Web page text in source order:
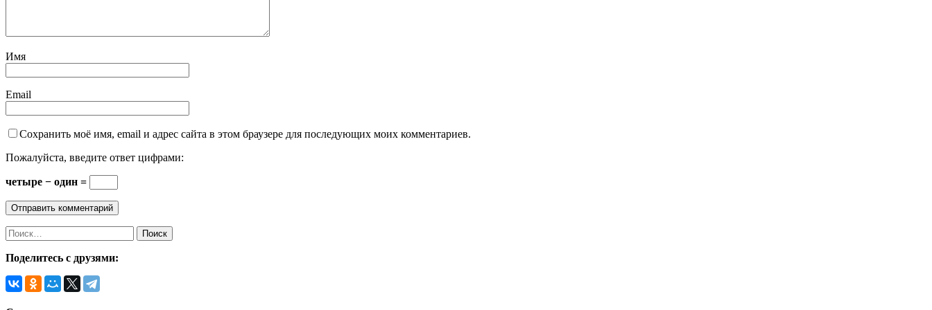
Имя
Email
Сохранить моё имя, email и адрес сайта в этом браузере для последующих моих комментариев.
Пожалуйста, введите ответ цифрами:
четыре − один =
Поделитесь с друзями: